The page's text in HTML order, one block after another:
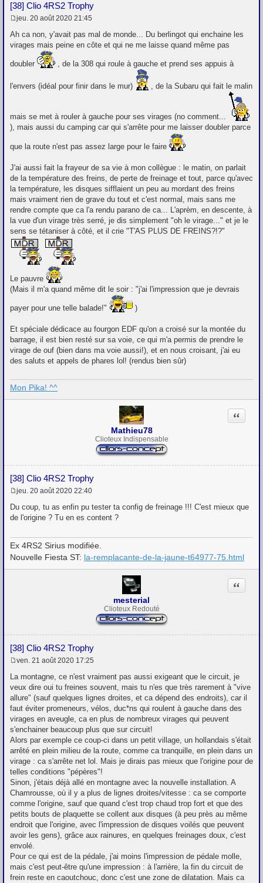
[38] Clio 4RS2 Trophy
M
e
s
g
jeu. 20 août 2020 21:45
Ah ca non, y'avait pas mal de monde... Du berlingot qui enchaine les
virages mais peine en côte et qui ne me laisse quand même pas
doubler , de la 308 qui roule à gauche et prend ses appuis à
l'envers (idéal pour finir dans le mur) , de la Subaru qui fait le malin
mais se met à rouler à gauche pour ses virages (no comment...
), mais aussi du camping car qui s'arrête pour me laisser doubler parce
que la route n'est pas assez large pour le faire
J'ai aussi fait la frayeur de sa vie à mon collègue : le matin, on parlait
de la température des freins, de perte de freinage et tout, parce qu'avec
la température, les disques sifflaient un peu au mordant des freins
mais vraiment rien de grave du tout et c'est normal, mais sans me
rendre compte que ca l'a rendu parano de ca... L'aprèm, en descente, à
la vue d'un virage très serré, je dis simplement "oh le virage..." et je le
sens se tétaniser à côté, et il crie "T'AS PLUS DE FREINS?!?"
Le pauvre
(Mais il m'a quand même dit le soir : "j'ai l'impression que je devrais
payer pour une telle balade!" )
Et spéciale dédicace au fourgon EDF qu'on a croisé sur la montée du
barrage, il est bien resté sur sa voie, ce qui m'a permis de prendre le
virage de ouf (bien dans ma voie aussi!), et en nous croisant, j'ai eu
des saluts et appels de phares lol! (rendus bien sûr)
Mon Pika! ^^
Mathieu78
Clioteux Indispensable
[38] Clio 4RS2 Trophy
Citation
M
e
s
g
e
jeu. 20 août 2020 22:40
Du coup, tu as enfin pu tester ta config de freinage !!! C'est mieux que
de l'origine ? Tu en es content ?
Ex 4RS2 Sirius modifiée.
Nouvelle Fiesta ST: la-remplacante-de-la-jaune-t64977-75.html
mesterial
Clioteux Redouté
[38] Clio 4RS2 Trophy
Citation
e
s
a
g
e
ven. 21 août 2020 17:25
La montagne, ce n'est vraiment pas aussi exigeant que le circuit, je
veux dire oui tu freines souvent, mais tu n'es que très rarement à "vive
allure" (sauf quelques lignes droites, et ca dépend des endroits), car il
faut éviter promeneurs, vélos, duc*ns qui roulent à gauche dans des
virages en aveugle, ca en plus de nombreux virages qui peuvent
s'enchainer beaucoup plus que sur circuit!
Alors par exemple ce coup-ci dans un petit village, un hollandais s'était
arrêté en plein milieu de la route, comme ca tranquille, en plein dans un
virage : ca s'arrête net lol. Mais je dirais pas mieux que l'origine pour de
telles conditions "pépères"!
Sinon, j'étais déjà allé en montagne avec la nouvelle installation. A
Chamrousse, où il y a plus de lignes droites/vitesse : ca se comporte
comme l'origine, sauf que quand c'est trop chaud trop fort et que des
petits bouts de plaquette se collent aux disques (à peu près au même
endroit que l'origine, avec l'impression de disques voilés que peuvent
avoir les gens), grâce aux rainures, en quelques freinages doux, c'est
envolé.
Pour ce qui est de la pédale, j'ai moins l'impression de pédale molle,
mais c'est peut-être qu'une impression : à l'arrière, la fin du circuit de
frein reste en caoutchouc, donc c'est une zone de dilatation. Mais ca